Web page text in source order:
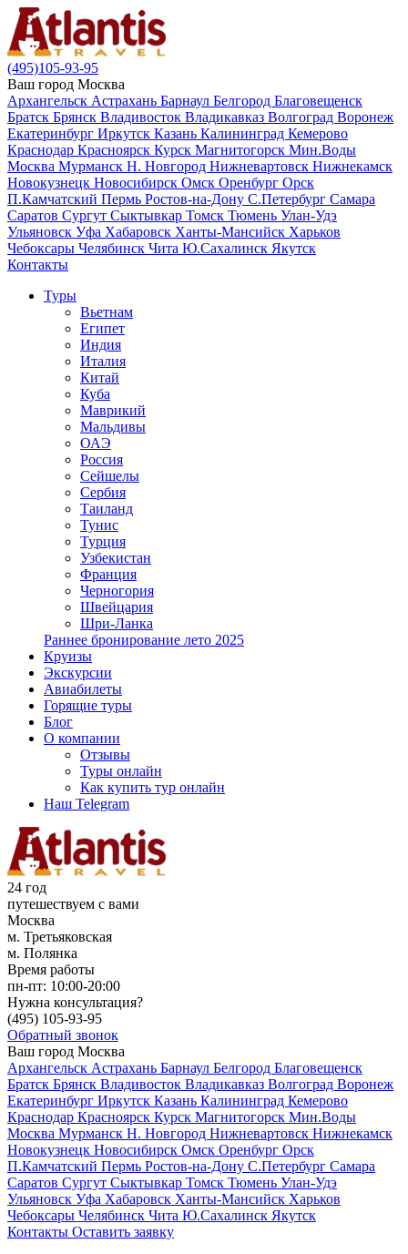
(495)105-93-95
Ваш город Москва
Архангельск Астрахань Барнаул Белгород Благовещенск
Братск Брянск Владивосток Владикавказ Волгоград Воронеж
Екатеринбург Иркутск Казань Калининград Кемерово
Краснодар Красноярск Курск Магнитогорск Мин.Воды
Москва Мурманск Н. Новгород Нижневартовск Нижнекамск
Новокузнецк Новосибирск Омск Оренбург Орск
П.Камчатский Пермь Ростов-на-Дону С.Петербург Самара
Саратов Сургут Сыктывкар Томск Тюмень Улан-Удэ
Ульяновск Уфа Хабаровск Ханты-Мансийск Харьков
Чебоксары Челябинск Чита Ю.Сахалинск Якутск
Контакты
Туры
Вьетнам
Египет
Индия
Италия
Китай
Куба
Маврикий
Мальдивы
ОАЭ
Россия
Сейшелы
Сербия
Таиланд
Тунис
Турция
Узбекистан
Франция
Черногория
Швейцария
Шри-Ланка
Раннее бронирование лето 2025
Круизы
Экскурсии
Авиабилеты
Горящие туры
Блог
О компании
Отзывы
Туры онлайн
Как купить тур онлайн
Наш Telegram
24 год
путешествуем с вами
Москва
м. Третьяковская
м. Полянка
Время работы
пн-пт: 10:00-20:00
Нужна консультация?
(495) 105-93-95
Обратный звонок
Ваш город Москва
Архангельск Астрахань Барнаул Белгород Благовещенск
Братск Брянск Владивосток Владикавказ Волгоград Воронеж
Екатеринбург Иркутск Казань Калининград Кемерово
Краснодар Красноярск Курск Магнитогорск Мин.Воды
Москва Мурманск Н. Новгород Нижневартовск Нижнекамск
Новокузнецк Новосибирск Омск Оренбург Орск
П.Камчатский Пермь Ростов-на-Дону С.Петербург Самара
Саратов Сургут Сыктывкар Томск Тюмень Улан-Удэ
Ульяновск Уфа Хабаровск Ханты-Мансийск Харьков
Чебоксары Челябинск Чита Ю.Сахалинск Якутск
Контакты Оставить заявку